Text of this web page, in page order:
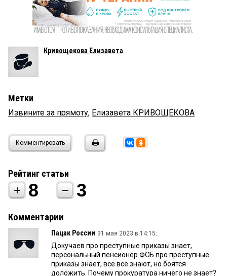
Кривощекова Елизавета
Метки
Извините за прямоту, Елизавета КРИВОЩЕКОВА
Комментировать
Рейтинг статьи
8 3
Комментарии
Пацак России 31 мая 2023 в 14:15:
Докучаев про преступные приказы знает,
персональный пенсионер ФСБ про преступные
приказы знает, все всё знают, но боятся
доложить. Почему прокуратура ничего не знает?